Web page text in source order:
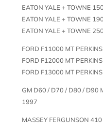
EATON YALE + TOWNE
EATON YALE + TOWNE
EATON YALE + TOWNE
FORD F11000 MT
FORD F12000 MT
FORD F13000 MT
GM D60 / D70 / D80 / D90
1997
MASSEY FERGUNSON